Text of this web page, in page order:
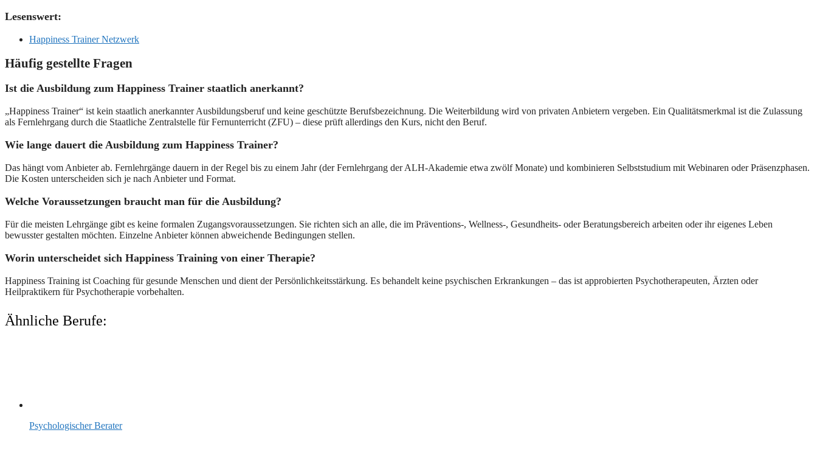
Lesenswert:
Happiness Trainer Netzwerk
Häufig gestellte Fragen
Ist die Ausbildung zum Happiness Trainer staatlich anerkannt?
„Happiness Trainer“ ist kein staatlich anerkannter Ausbildungsberuf und keine geschützte Berufsbezeichnung. Die Weiterbildung wird von privaten Anbietern vergeben. Ein Qualitätsmerkmal ist die Zulassung
als Fernlehrgang durch die Staatliche Zentralstelle für Fernunterricht (ZFU) – diese prüft allerdings den Kurs, nicht den Beruf.
Wie lange dauert die Ausbildung zum Happiness Trainer?
Das hängt vom Anbieter ab. Fernlehrgänge dauern in der Regel bis zu einem Jahr (der Fernlehrgang der ALH-Akademie etwa zwölf Monate) und kombinieren Selbststudium mit Webinaren oder Präsenzphasen.
Die Kosten unterscheiden sich je nach Anbieter und Format.
Welche Voraussetzungen braucht man für die Ausbildung?
Für die meisten Lehrgänge gibt es keine formalen Zugangsvoraussetzungen. Sie richten sich an alle, die im Präventions-, Wellness-, Gesundheits- oder Beratungsbereich arbeiten oder ihr eigenes Leben
bewusster gestalten möchten. Einzelne Anbieter können abweichende Bedingungen stellen.
Worin unterscheidet sich Happiness Training von einer Therapie?
Happiness Training ist Coaching für gesunde Menschen und dient der Persönlichkeitsstärkung. Es behandelt keine psychischen Erkrankungen – das ist approbierten Psychotherapeuten, Ärzten oder
Heilpraktikern für Psychotherapie vorbehalten.
Ähnliche Berufe:
Psychologischer Berater